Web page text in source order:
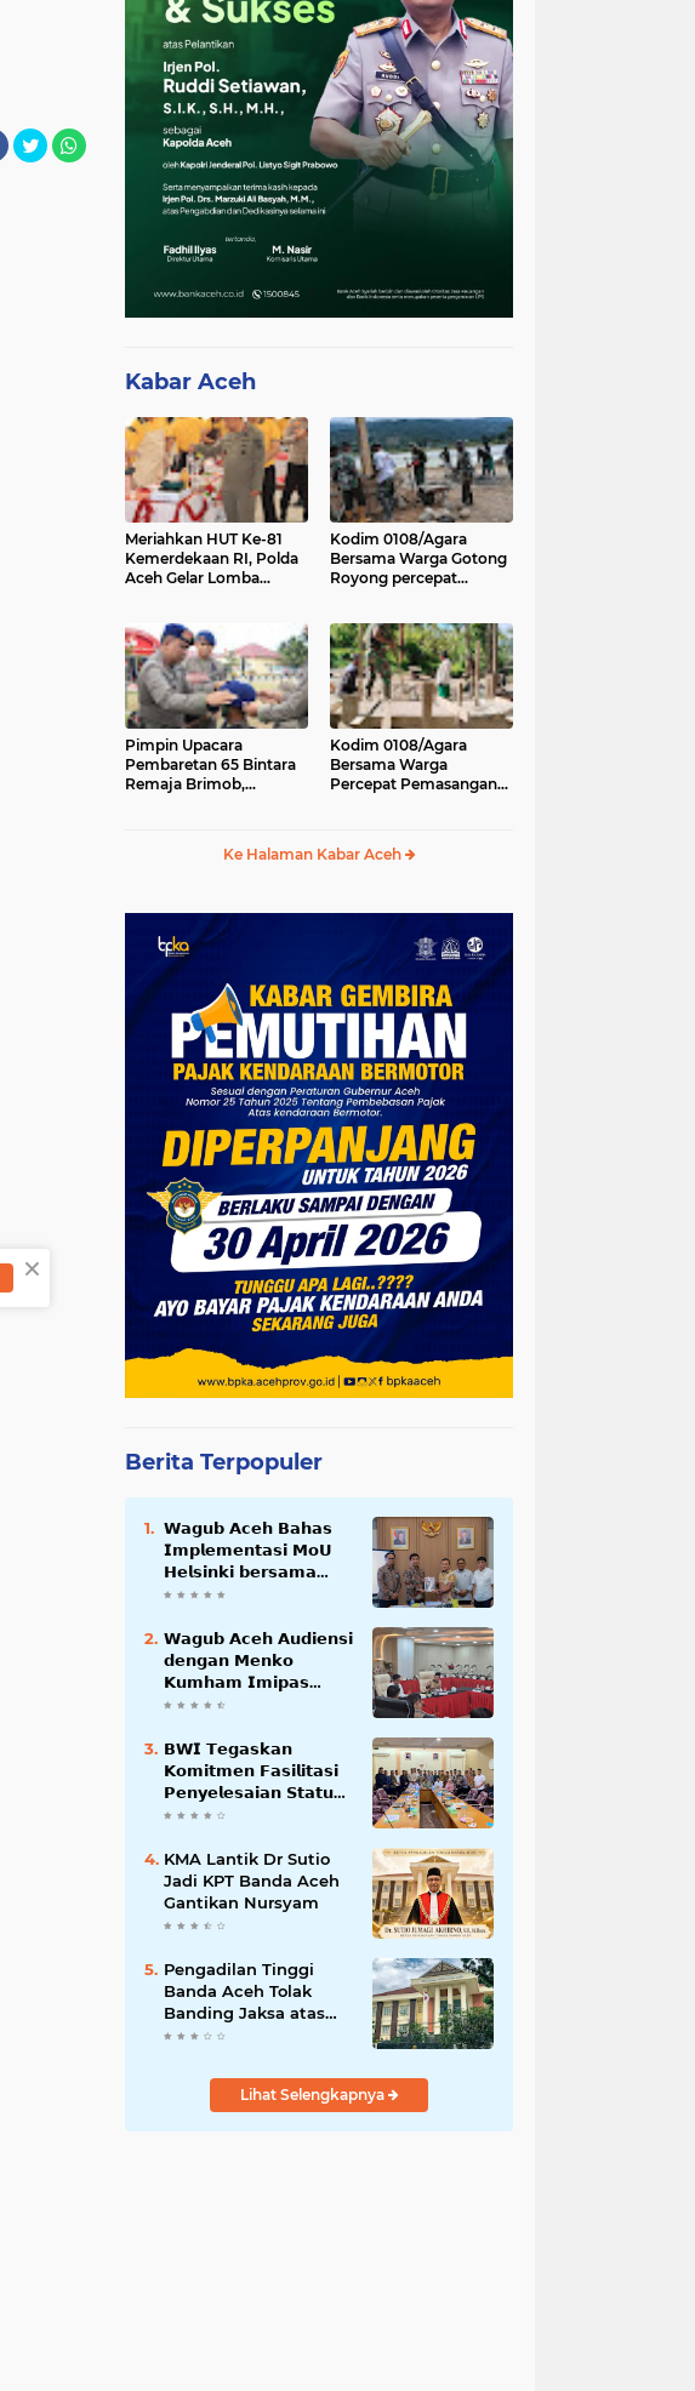
Kabar Aceh
Meriahkan HUT Ke-81
Kemerdekaan RI, Polda
Aceh Gelar Lomba
Kodim 0108/Agara
Bersama Warga Gotong
Royong percepat
Desa Gulo Aceh
Tenggara
Pimpin Upacara
Pembaretan 65 Bintara
Remaja Brimob,
Kodim 0108/Agara
Bersama Warga
Percepat Pemasangan
Ke Halaman Kabar Aceh
Berita Terpopuler
𝗪𝗮𝗴𝘂𝗯 𝗔𝗰𝗲𝗵 𝗕𝗮𝗵𝗮𝘀
𝗜𝗺𝗽𝗹𝗲𝗺𝗲𝗻𝘁𝗮𝘀𝗶 𝗠𝗼𝗨
𝗛𝗲𝗹𝘀𝗶𝗻𝗸𝗶 𝗯𝗲𝗿𝘀𝗮𝗺𝗮
𝗦𝗲𝗸𝗿𝗲𝘁𝗮𝗿𝗶𝗮𝘁 𝗡𝗲𝗴𝗮𝗿𝗮
𝗪𝗮𝗴𝘂𝗯 𝗔𝗰𝗲𝗵 𝗔𝘂𝗱𝗶𝗲𝗻𝘀𝗶
𝗱𝗲𝗻𝗴𝗮𝗻 𝗠𝗲𝗻𝗸𝗼
𝗞𝘂𝗺𝗵𝗮𝗺 𝗜𝗺𝗶𝗽𝗮𝘀
𝗧𝗲𝗿𝗸𝗮𝗶𝘁 𝗦𝘁𝗮𝘁𝘂𝘀 𝗪𝗮𝗸𝗮𝗳
𝗕𝗪𝗜 𝗧𝗲𝗴𝗮𝘀𝗸𝗮𝗻
𝗞𝗼𝗺𝗶𝘁𝗺𝗲𝗻 𝗙𝗮𝘀𝗶𝗹𝗶𝘁𝗮𝘀𝗶
𝗣𝗲𝗻𝘆𝗲𝗹𝗲𝘀𝗮𝗶𝗮𝗻 𝗦𝘁𝗮𝘁𝘂𝘀
𝗪𝗮𝗸𝗮𝗳 𝗕𝗹𝗮𝗻𝗴 𝗣𝗮𝗱𝗮𝗻𝗴
KMA Lantik Dr Sutio
Jadi KPT Banda Aceh
Gantikan Nursyam
Pengadilan Tinggi
Banda Aceh Tolak
Banding Jaksa atas
Putusan Bebas Kasus
Lihat Selengkapnya
×